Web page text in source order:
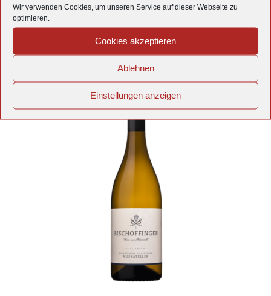
Wir verwenden Cookies, um unseren Service auf dieser Webseite zu
optimieren.
Cookies akzeptieren
Ablehnen
Einstellungen anzeigen
zzgl.Versandkosten
Produkt enthält: 0,75l
Details